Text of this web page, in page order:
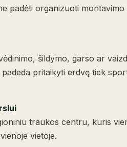
padėti organizuoti
šildymo, garso ar
pritaikyti erdvę tiek
traukos centru, kuris
vietoje.